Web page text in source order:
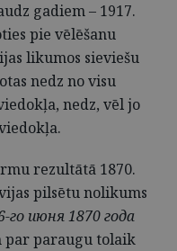
gadiem – 1917.
pie vēlēšanu
likumos sieviešu
nedz no visu
nedz, vēl jo
rezultātā 1870.
pilsētu nolikums
июня 1870 года
par paraugu tolaik